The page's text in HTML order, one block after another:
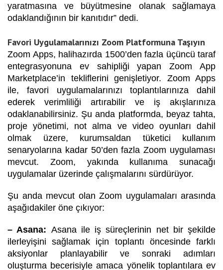
yaratmasına ve büyütmesine olanak sağlamaya
odaklandığının bir kanıtıdır” dedi.
Favori Uygulamalarınızı Zoom Platformuna Taşıyın
Zoom Apps, halihazırda 1500’den fazla üçüncü taraf
entegrasyonuna ev sahipliği yapan Zoom App
Marketplace’in tekliflerini genişletiyor. Zoom Apps
ile, favori uygulamalarınızı toplantılarınıza dahil
ederek verimliliği artırabilir ve iş akışlarınıza
odaklanabilirsiniz. Şu anda platformda, beyaz tahta,
proje yönetimi, not alma ve video oyunları dahil
olmak üzere, kurumsaldan tüketici kullanım
senaryolarına kadar 50’den fazla Zoom uygulaması
mevcut. Zoom, yakında kullanıma sunacağı
uygulamalar üzerinde çalışmalarını sürdürüyor.
Şu anda mevcut olan Zoom uygulamaları arasında
aşağıdakiler öne çıkıyor:
– Asana: Asana ile iş süreçlerinin net bir şekilde
ilerleyişini sağlamak için toplantı öncesinde farklı
aksiyonlar planlayabilir ve sonraki adımları
oluşturma becerisiyle amaca yönelik toplantılara ev